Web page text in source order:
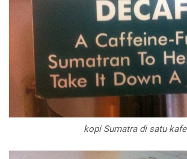
kopi Sumatra di satu kafe